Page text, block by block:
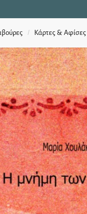
/ Κάρτες & Αφίσες